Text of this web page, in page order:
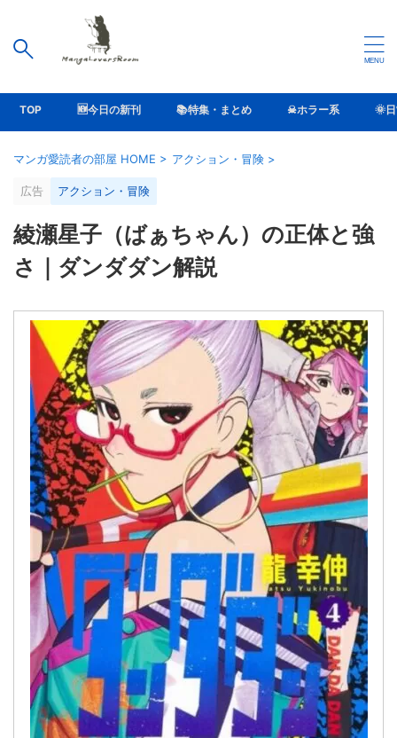
TOP 🆕今日の新刊 📚特集・まとめ ☠ホラー系 🌞
マンガ愛読者の部屋 HOME > アクション・冒険 >
広告 アクション・冒険
綾瀬星子（ばぁちゃん）の正体と強
さ｜ダンダダン解説